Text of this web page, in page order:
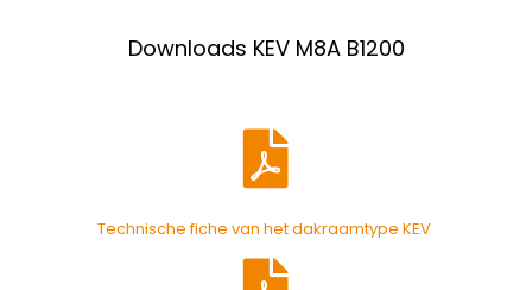
Downloads KEV M8A B1200
Technische fiche van het dakraamtype KEV